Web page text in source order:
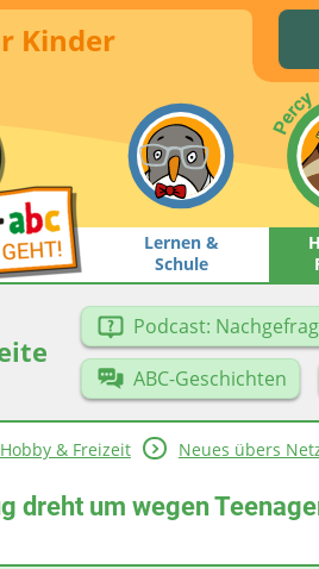
Kinder
Lernen &
Schule
Podcast:
ABC-Geschichten
Hobby & Freizeit Neues übers
dreht um wegen